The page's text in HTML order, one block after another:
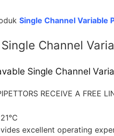
Single Channel Variable
Single Channel
Single Channel
RECEIVE A FREE
excellent operating